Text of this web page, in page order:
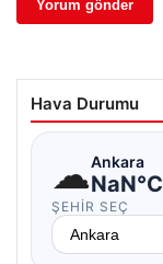
Hava Durumu
☁Ankara
NaN°C
ŞEHIR SEÇ